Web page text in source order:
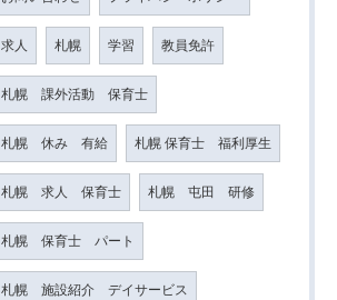
求人 札幌 学習 教員免許
札幌 課外活動 保育士
札幌 休み 有給 札幌 保育士 福利厚生
札幌 求人 保育士 札幌 屯田 研修
札幌 保育士 パート
札幌 施設紹介 デイサービス